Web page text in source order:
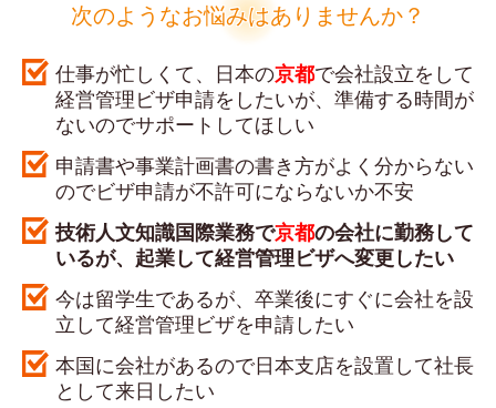
次のようなお悩みはありませんか？
仕事が忙しくて、日本の京都で会社設立をして
経営管理ビザ申請をしたいが、準備する時間が
ないのでサポートしてほしい
申請書や事業計画書の書き方がよく分からない
のでビザ申請が不許可にならないか不安
技術人文知識国際業務で京都の会社に勤務して
いるが、起業して経営管理ビザへ変更したい
今は留学生であるが、卒業後にすぐに会社を設
立して経営管理ビザを申請したい
本国に会社があるので日本支店を設置して社長
として来日したい